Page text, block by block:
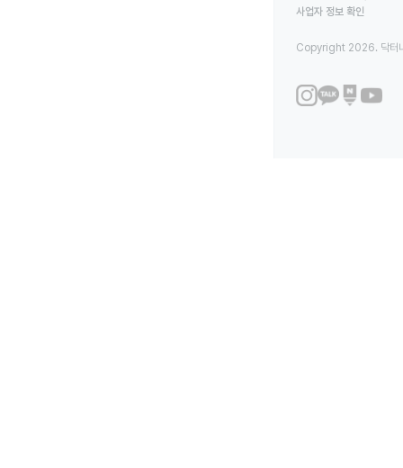
사업자 정보 확인
Copyright 2026. 닥터